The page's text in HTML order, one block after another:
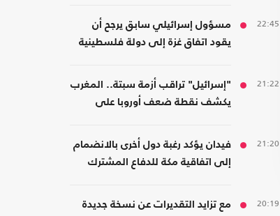
22:45
مسؤول إسرائيلي سابق يرجح أن
يقود اتفاق غزة إلى دولة فلسطينية
21:22
"إسرائيل" تراقب أزمة سبتة.. المغرب
يكشف نقطة ضعف أوروبا على
21:20
فيدان يؤكد رغبة دول أخرى بالانضمام
إلى اتفاقية مكة للدفاع المشترك
20:19 مع تزايد التقديرات عن نسخة جديدة